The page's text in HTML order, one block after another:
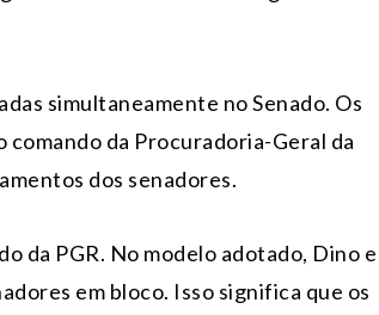
simultaneamente no Senado. Os
comando da Procuradoria-Geral da
dos senadores.
da PGR. No modelo adotado, Dino e
em bloco. Isso significa que os